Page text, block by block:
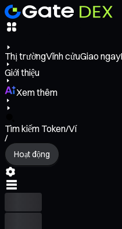
Thị trườngVĩnh cửuGiao ngay
Giới thiệu
Xem thêm
Tìm kiếm Token/Ví
/
Hoạt động